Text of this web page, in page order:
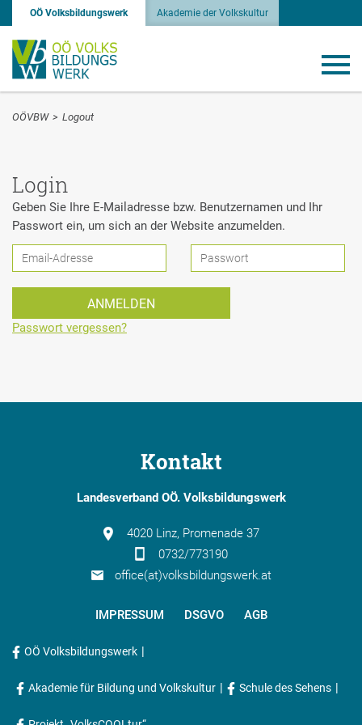
OÖ Volksbildungswerk Akademie der Volkskultur
OÖVBW > Logout
Login
Geben Sie Ihre E-Mailadresse bzw. Benutzernamen und Ihr
Passwort ein, um sich an der Website anzumelden.
Passwort vergessen?
Kontakt
Landesverband OÖ. Volksbildungswerk
4020 Linz, Promenade 37
0732/773190
office(at)volksbildungswerk.at
IMPRESSUM DSGVO AGB
OÖ Volksbildungswerk |
Akademie für Bildung und Volkskultur | Schule des Sehens |